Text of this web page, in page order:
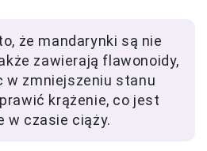
że mandarynki są nie
zawierają flawonoidy,
w zmniejszeniu stanu
krążenie, co jest
w czasie ciąży.